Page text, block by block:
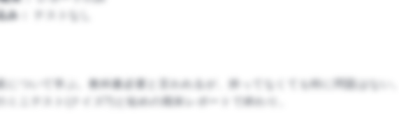
み：
について学ぶ。教科書必要と言われるが、持ってなくても特に問題はない。
ミニテスト(クイズ?)と短めの期末レポートで終わり。